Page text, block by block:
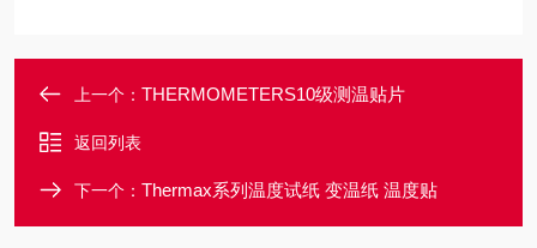
上一个： THERMOMETERS10级测温贴片
返回列表
下一个： Thermax系列温度试纸 变温纸 温度贴